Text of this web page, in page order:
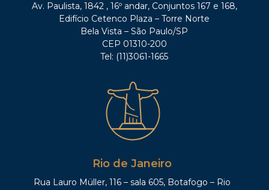
Av. Paulista, 1842 , 16º andar, Conjuntos 167 e 168,
Edifício Cetenco Plaza – Torre Norte
Bela Vista – São Paulo/SP
CEP 01310-200
Tel: (11)3061-1665
Rio de Janeiro
Rua Lauro Müller, 116 – sala 605, Botafogo – Rio